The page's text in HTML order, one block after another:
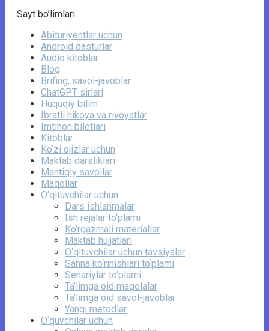
Sayt bo’limlari
Abituriyentlar uchun
Android dasturlar
Audio kitoblar
Blog
Brifing, savol-javoblar
ChatGPT sirlari
Huquqiy bilim
Ibratli hikoya va rivoyatlar
Imtihon biletlari
Kitoblar
Ko‘zi ojizlar uchun
Maktab darsliklari
Mantiqiy savollar
Maqollar
O‘qituvchilar uchun
Dars ishlanmalar
Ish rejalar to‘plami
Ko‘rgazmali materiallar
Maktab hujjatlari
O‘qituvchilar uchun tavsiyalar
Sahna ko‘rinishlari to‘plami
Senariylar to‘plami
Ta’limga oid maqolalar
Ta’limga oid savol-javoblar
Yangi metodlar
O‘quvchilar uchun